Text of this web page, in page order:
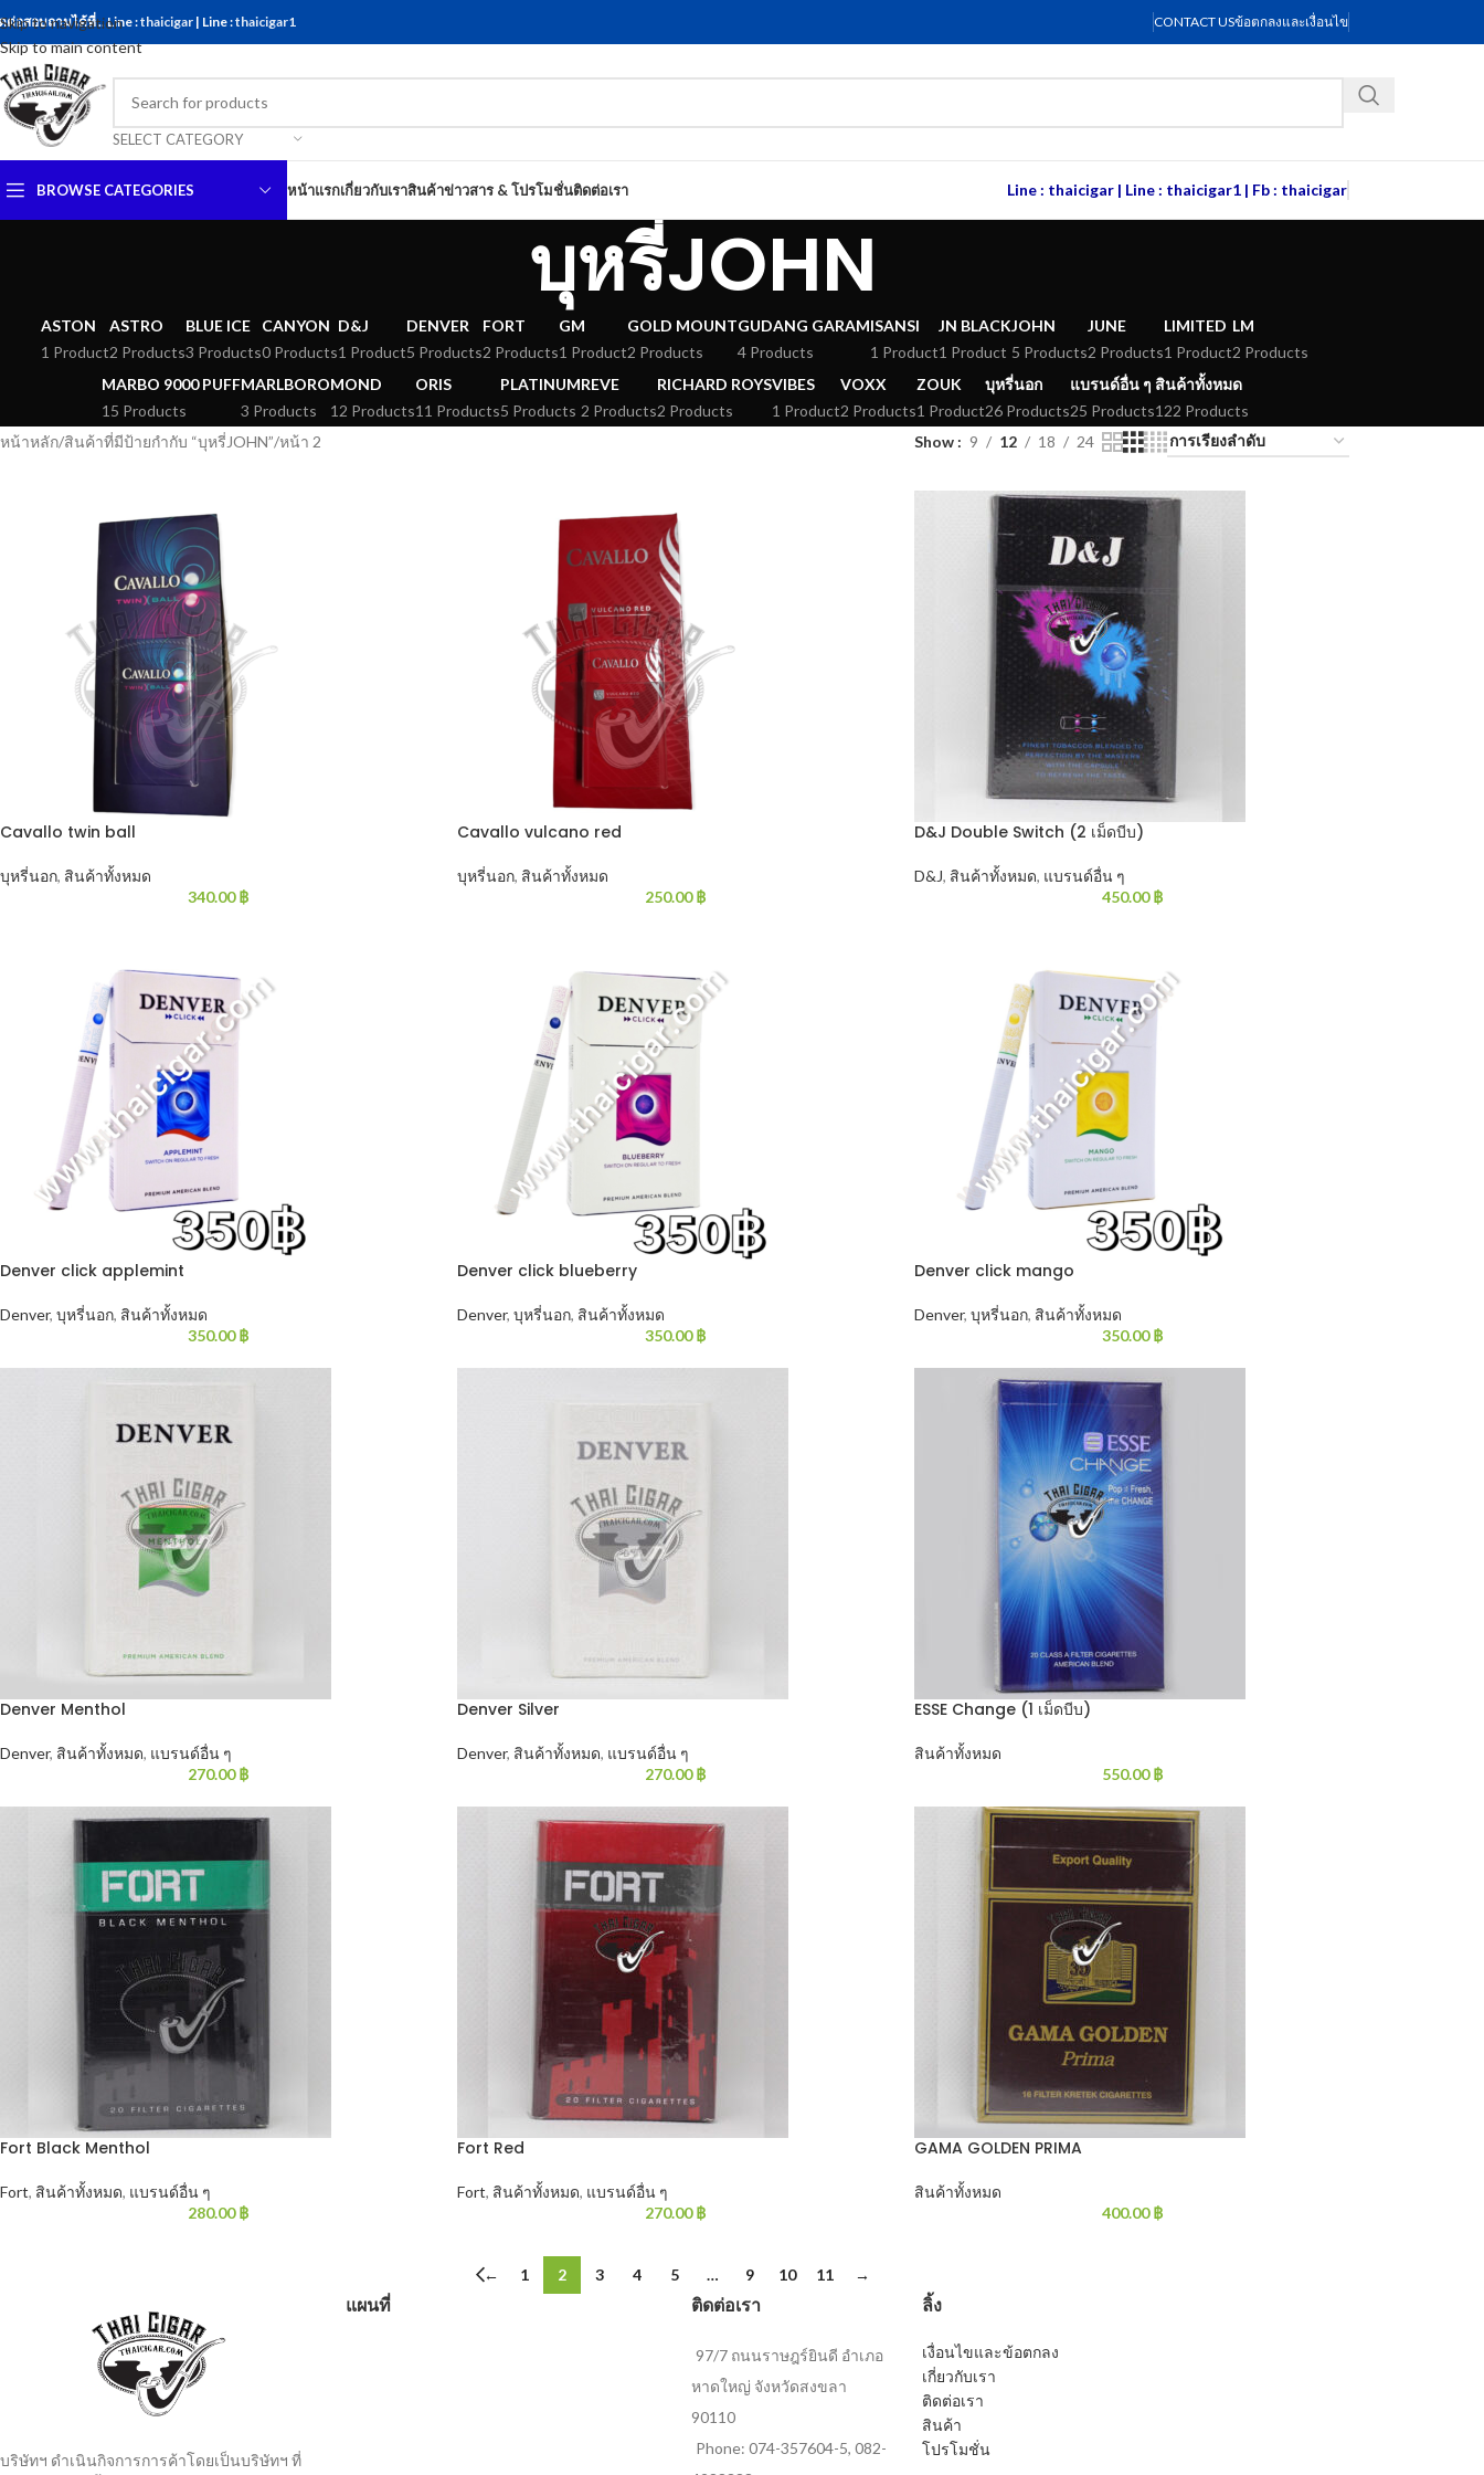
Skip to navigation
Skip to main content
ต่อสอบถามได้ที่ .. Line :thaicigar | Line :thaicigar1 CONTACT USข้อตกลงและเงื่อนไข
SELECT CATEGORY
BROWSE CATEGORIES หน้าแรกเกี่ยวกับเราสินค้าข่าวสาร & โปรโมชั่นติดต่อเรา Line : thaicigar | Line : thaicigar1 | Fb : thaicigar
บุหรี่JOHN
ASTON
1 Product
ASTRO
2 Products
BLUE ICE
3 Products
CANYON
0 Products
D&J
1 Product
DENVER
5 Products
FORT
2 Products
GM
1 Product
GOLD MOUNT
2 Products
GUDANG GARAM
4 Products
ISANSI
1 Product
JN BLACK
1 Product
JOHN
5 Products
JUNE
2 Products
LIMITED
1 Product
LM
2 Products
MARBO 9000 PUFF
15 Products
MARLBORO
3 Products
MOND
12 Products
ORIS
11 Products
PLATINUM
5 Products
REVE
2 Products
RICHARD ROYS
2 Products
VIBES
1 Product
VOXX
2 Products
ZOUK
1 Product
บุหรี่นอก
26 Products
แบรนด์อื่น ๆ
25 Products
สินค้าทั้งหมด
122 Products
หน้าหลัก สินค้าที่มีป้ายกำกับ “บุหรี่JOHN” หน้า 2 Show 9 12 18 24
Cavallo twin ball
บุหรี่นอก, สินค้าทั้งหมด
340.00฿
Cavallo vulcano red
บุหรี่นอก, สินค้าทั้งหมด
250.00฿
D&J Double Switch (2 เม็ดบีบ)
D&J, สินค้าทั้งหมด, แบรนด์อื่น ๆ
450.00฿
Denver click applemint
Denver, บุหรี่นอก, สินค้าทั้งหมด
350.00฿
Denver click blueberry
Denver, บุหรี่นอก, สินค้าทั้งหมด
350.00฿
Denver click mango
Denver, บุหรี่นอก, สินค้าทั้งหมด
350.00฿
Denver Menthol
Denver, สินค้าทั้งหมด, แบรนด์อื่น ๆ
270.00฿
Denver Silver
Denver, สินค้าทั้งหมด, แบรนด์อื่น ๆ
270.00฿
ESSE Change (1 เม็ดบีบ)
สินค้าทั้งหมด
550.00฿
Fort Black Menthol
Fort, สินค้าทั้งหมด, แบรนด์อื่น ๆ
280.00฿
Fort Red
Fort, สินค้าทั้งหมด, แบรนด์อื่น ๆ
270.00฿
GAMA GOLDEN PRIMA
สินค้าทั้งหมด
400.00฿
← 1 2 3 4 5 … 9 10 11 →
บริษัทฯ ดำเนินกิจการการค้าโดยเป็นบริษัทฯ ที่
แผนที่ ติดต่อเรา
97/7 ถนนราษฎร์ยินดี อำเภอ
หาดใหญ่ จังหวัดสงขลา
90110
Phone: 074-357604-5, 082-
ลิ้ง
เงื่อนไขและข้อตกลง
เกี่ยวกับเรา
ติดต่อเรา
สินค้า
โปรโมชั่น